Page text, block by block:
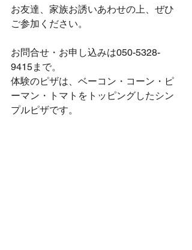
お友達、家族お誘いあわせの上、ぜひ
ご参加ください。
お問合せ・お申し込みは050-5328-
9415まで。
体験のピザは、ベーコン・コーン・ピ
ーマン・トマトをトッピングしたシン
プルピザです。